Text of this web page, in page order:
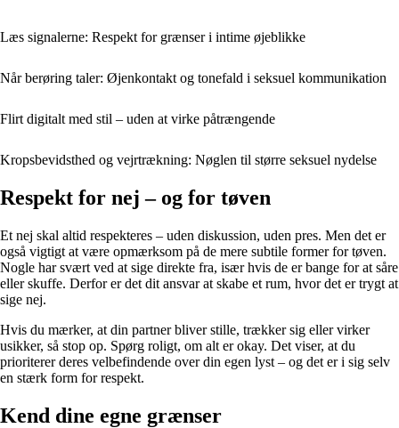
Læs signalerne: Respekt for grænser i intime øjeblikke
Når berøring taler: Øjenkontakt og tonefald i seksuel kommunikation
Flirt digitalt med stil – uden at virke påtrængende
Kropsbevidsthed og vejrtrækning: Nøglen til større seksuel nydelse
Respekt for nej – og for tøven
Et nej skal altid respekteres – uden diskussion, uden pres. Men det er
også vigtigt at være opmærksom på de mere subtile former for tøven.
Nogle har svært ved at sige direkte fra, især hvis de er bange for at såre
eller skuffe. Derfor er det dit ansvar at skabe et rum, hvor det er trygt at
sige nej.
Hvis du mærker, at din partner bliver stille, trækker sig eller virker
usikker, så stop op. Spørg roligt, om alt er okay. Det viser, at du
prioriterer deres velbefindende over din egen lyst – og det er i sig selv
en stærk form for respekt.
Kend dine egne grænser